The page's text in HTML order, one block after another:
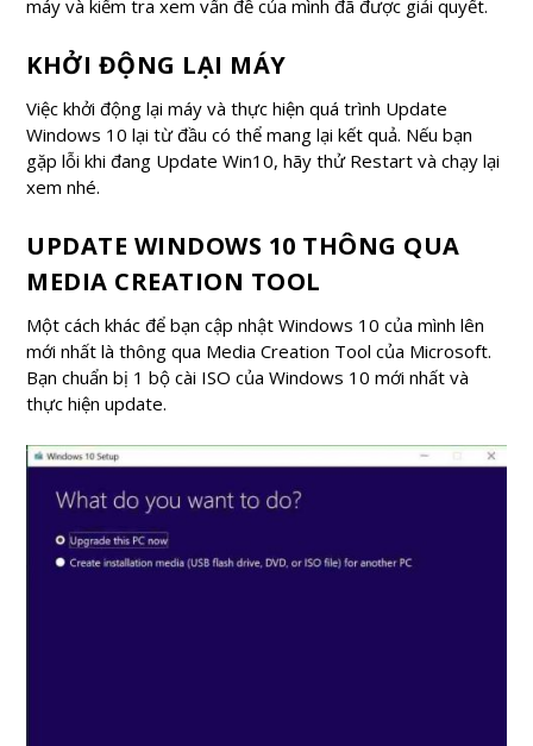
máy và kiểm tra xem vấn đề của mình đã được giải quyết.
KHỞI ĐỘNG LẠI MÁY
Việc khởi động lại máy và thực hiện quá trình Update
Windows 10 lại từ đầu có thể mang lại kết quả. Nếu bạn
gặp lỗi khi đang Update Win10, hãy thử Restart và chạy lại
xem nhé.
UPDATE WINDOWS 10 THÔNG QUA
MEDIA CREATION TOOL
Một cách khác để bạn cập nhật Windows 10 của mình lên
mới nhất là thông qua Media Creation Tool của Microsoft.
Bạn chuẩn bị 1 bộ cài ISO của Windows 10 mới nhất và
thực hiện update.